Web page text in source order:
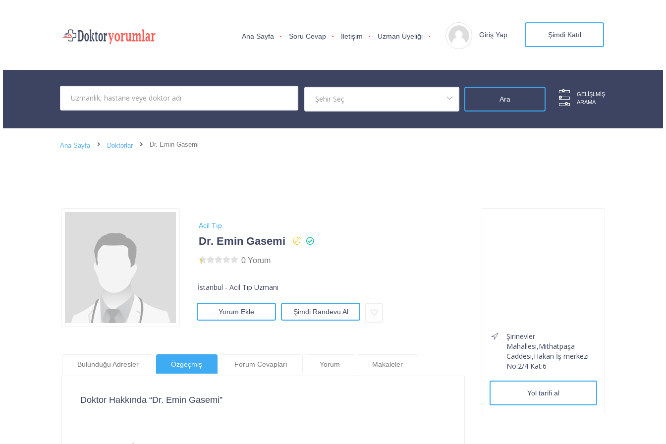
Ana Sayfa Soru Cevap İletişim Uzman Üyeliği Giriş Yap Şimdi Katıl
GELIŞLMIŞ
ARAMA
Ana Sayfa Doktorlar Dr. Emin Gasemi
Acil Tıp
Dr. Emin Gasemi
0 Yorum
İstanbul - Acil Tıp Uzmanı
Yorum Ekle Şimdi Randevu Al
Bulunduğu Adresler Özgeçmiş Forum Cevapları Yorum Makaleler
Doktor Hakkında “Dr. Emin Gasemi”
Şirinevler
Mahallesi,Mithatpaşa
Caddesi,Hakan İş merkezi
No:2/4 Kat:6
Yol tarifi al